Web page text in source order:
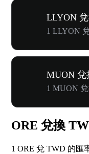
LLYON
1 LLYON
MUON 兌
1 MUON
ORE 兌換
1 ORE 兌 TWD 的匯